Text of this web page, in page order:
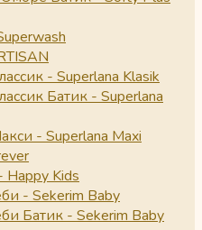
- Superlana Klasik
Батик - Superlana
- Superlana Maxi
Kids
- Sekerim Baby
Батик - Sekerim Baby